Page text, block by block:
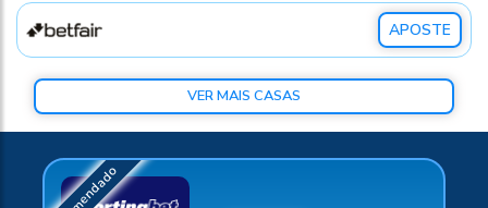
APOSTE
VER MAIS CASAS